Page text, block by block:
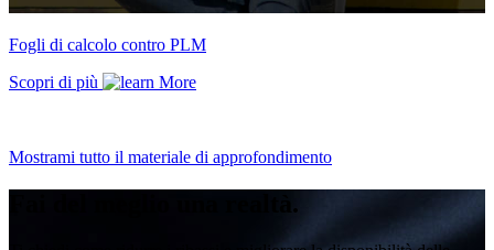
Fogli di calcolo contro PLM
Scopri di più
Mostrami tutto il materiale di approfondimento
Fai del meglio una realtà.